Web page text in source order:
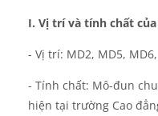
I. Vị trí và tính chất
- Vị trí: MD2, MD5,
- Tính chất: Mô-đun
hiện tại trường Cao